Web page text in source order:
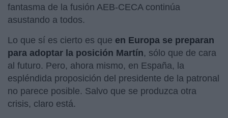
fantasma de la fusión AEB-CECA continúa
asustando a todos.
Lo que sí es cierto es que en Europa se preparan
para adoptar la posición Martín, sólo que de cara
al futuro. Pero, ahora mismo, en España, la
espléndida proposición del presidente de la patronal
no parece posible. Salvo que se produzca otra
crisis, claro está.